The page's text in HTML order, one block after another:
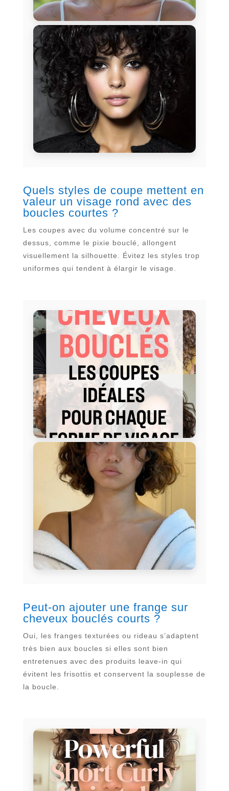
Quels styles de coupe mettent en
valeur un visage rond avec des
boucles courtes ?
Les coupes avec du volume concentré sur le
dessus, comme le pixie bouclé, allongent
visuellement la silhouette. Évitez les styles trop
uniformes qui tendent à élargir le visage.
Peut-on ajouter une frange sur
cheveux bouclés courts ?
Oui, les franges texturées ou rideau s’adaptent
très bien aux boucles si elles sont bien
entretenues avec des produits leave-in qui
évitent les frisottis et conservent la souplesse de
la boucle.